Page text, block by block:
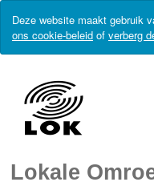
Deze website maakt gebruik
ons cookie-beleid of verberg
Lokale